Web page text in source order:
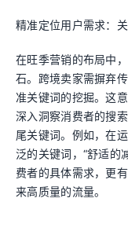
精准定位用户需求：
在旺季营销的布局中
石。跨境卖家需摒弃
准关键词的挖掘。这
深入洞察消费者的搜
尾关键词。例如，在
泛的关键词，“舒适的
费者的具体需求，更
来高质量的流量。